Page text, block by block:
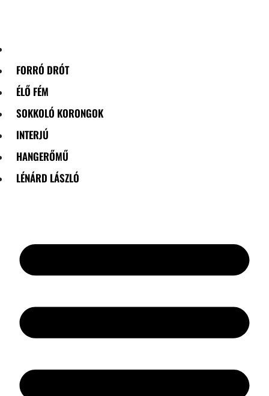
FORRÓ DRÓT
ÉLŐ FÉM
SOKKOLÓ KORONGOK
INTERJÚ
HANGERŐMŰ
LÉNÁRD LÁSZLÓ